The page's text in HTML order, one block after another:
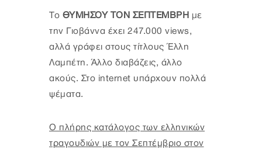
Το ΘΥΜΗΣΟΥ ΤΟΝ ΣΕΠΤΕΜΒΡΗ με
την Γιοβάννα έχει 247.000 views,
αλλά γράφει στους τίτλους Έλλη
Λαμπέτη. Άλλο διαβάζεις, άλλο
ακούς. Στο internet υπάρχουν πολλά
ψέματα.
Ο πλήρης κατάλογος των ελληνικών
τραγουδιών με τον Σεπτέμβριο στον